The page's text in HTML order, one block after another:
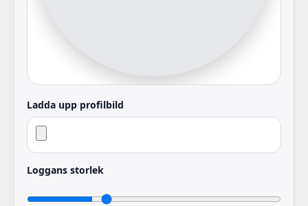
Ladda upp profilbild
Loggans storlek